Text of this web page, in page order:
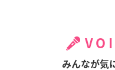
みんなが気